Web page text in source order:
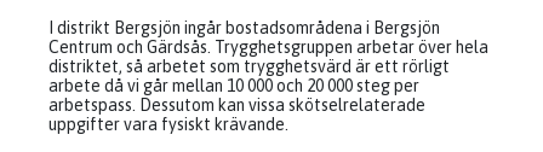
I distrikt Bergsjön ingår bostadsområdena i Bergsjön
Centrum och Gärdsås. Trygghetsgruppen arbetar över hela
distriktet, så arbetet som trygghetsvärd är ett rörligt
arbete då vi går mellan 10 000 och 20 000 steg per
arbetspass. Dessutom kan vissa skötselrelaterade
uppgifter vara fysiskt krävande.